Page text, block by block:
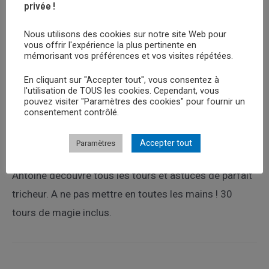
ÉRIC ANTOINE – LE PARFAIT
Antoine découvre tous les tours et astuces de parfait
tricheur. A ne pas mettre en toutes les mains ! 30
tours de magie inclus.
privée !
Nous utilisons des cookies sur notre site Web pour
vous offrir l'expérience la plus pertinente en
mémorisant vos préférences et vos visites répétées.
En cliquant sur "Accepter tout", vous consentez à
l'utilisation de TOUS les cookies. Cependant, vous
pouvez visiter "Paramètres des cookies" pour fournir un
consentement contrôlé.
Paramètres Accepter tout